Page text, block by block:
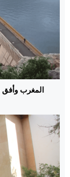
المغرب